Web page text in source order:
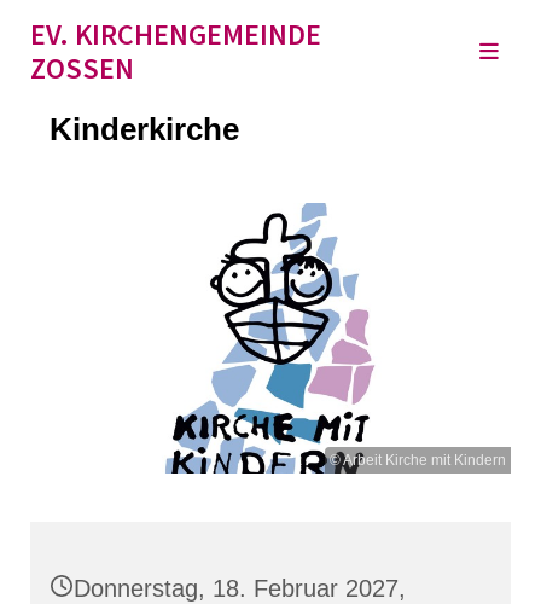
EV. KIRCHENGEMEINDE
ZOSSEN
Kinderkirche
© Arbeit Kirche mit Kindern
Donnerstag, 18. Februar 2027,